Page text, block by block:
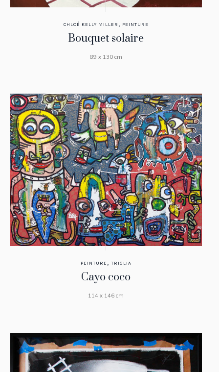
CHLOÉ KELLY MILLER , PEINTURE
Bouquet solaire
89 x 130 cm
PEINTURE ,TRIGLIA
Cayo coco
114 x 146 cm